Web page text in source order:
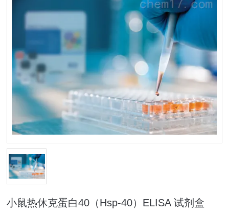
小鼠热休克蛋白40（Hsp-40）ELISA 试剂盒